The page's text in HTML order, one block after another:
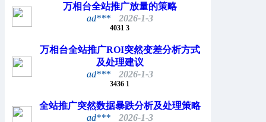
万相台全站推广放量的策略
ad***
2026-1-3
4031 3
万相台全站推广ROI突然变差分析方式
及处理建议
ad***
2026-1-3
3436 1
全站推广突然数据暴跌分析及处理策略
ad***
2026-1-3